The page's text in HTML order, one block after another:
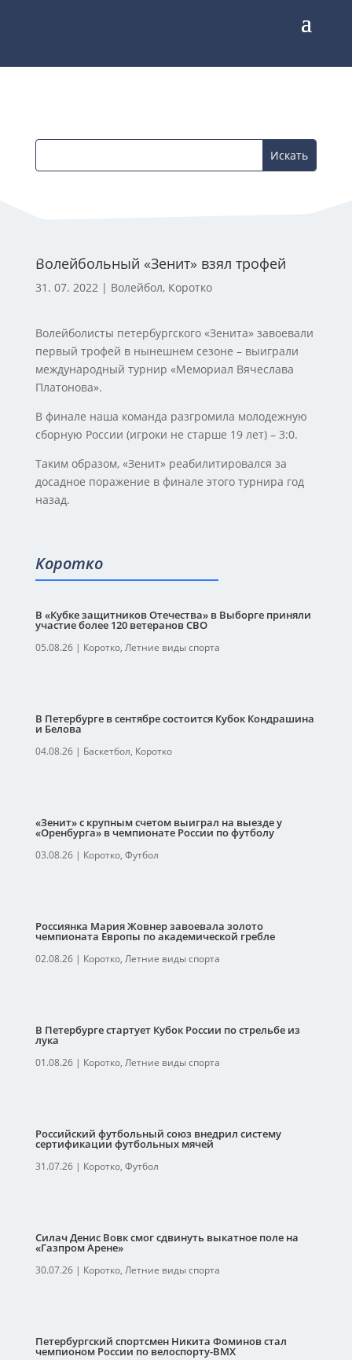
Волейбольный «Зенит» взял трофей
31. 07. 2022| Волейбол, Коротко
Волейболисты петербургского «Зенита» завоевали
первый трофей в нынешнем сезоне – выиграли
международный турнир «Мемориал Вячеслава
Платонова».
В финале наша команда разгромила молодежную
сборную России (игроки не старше 19 лет) – 3:0.
Таким образом, «Зенит» реабилитировался за
досадное поражение в финале этого турнира год
назад.
Коротко
В «Кубке защитников Отечества» в Выборге приняли
участие более 120 ветеранов СВО
05.08.26| Коротко, Летние виды спорта
В Петербурге в сентябре состоится Кубок Кондрашина
и Белова
04.08.26| Баскетбол, Коротко
«Зенит» с крупным счетом выиграл на выезде у
«Оренбурга» в чемпионате России по футболу
03.08.26| Коротко, Футбол
Россиянка Мария Жовнер завоевала золото
чемпионата Европы по академической гребле
02.08.26| Коротко, Летние виды спорта
В Петербурге стартует Кубок России по стрельбе из
лука
01.08.26| Коротко, Летние виды спорта
Российский футбольный союз внедрил систему
сертификации футбольных мячей
31.07.26| Коротко, Футбол
Силач Денис Вовк смог сдвинуть выкатное поле на
«Газпром Арене»
30.07.26| Коротко, Летние виды спорта
Петербургский спортсмен Никита Фоминов стал
чемпионом России по велоспорту-ВМХ